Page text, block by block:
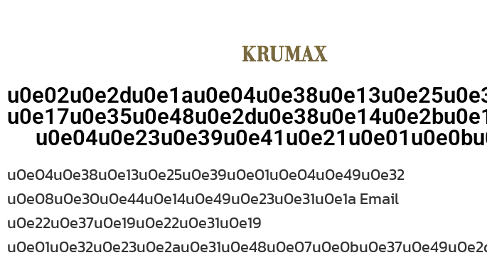
u0e04u0e38u0e13u0e25u0e39u0e01u0e04u0e49u0e32
u0e08u0e30u0e44u0e14u0e49u0e23u0e31u0e1a Email
u0e22u0e37u0e19u0e22u0e31u0e19